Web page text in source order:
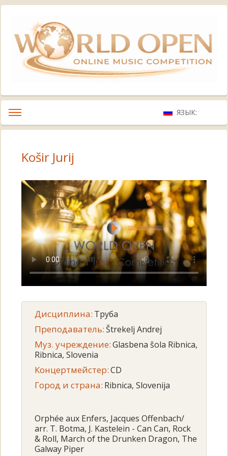
ЯЗЫК:
Košir Jurij
Дисциплина: Труба
Преподаватель: Štrekelj Andrej
Муз. учреждение:Glasbena šola Ribnica,
Ribnica, Slovenia
Концертмейстер:CD
Город и страна: Ribnica, Slovenija
Orphée aux Enfers, Jacques Offenbach/
arr. T. Botma, J. Kastelein - Can Can, Rock
& Roll, March of the Drunken Dragon, The
Galway Piper